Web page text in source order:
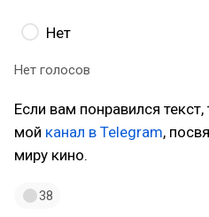
Нет
Нет голосов
Если вам понравился
мой канал в Telegram,
миру кино.
38